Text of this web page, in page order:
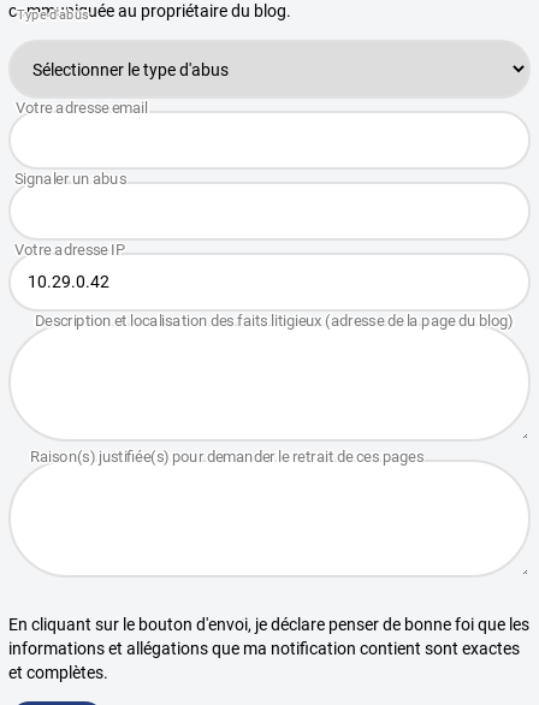
communiquée au propriétaire du blog.
En cliquant sur le bouton d'envoi, je déclare penser de bonne foi que les
informations et allégations que ma notification contient sont exactes
et complètes.